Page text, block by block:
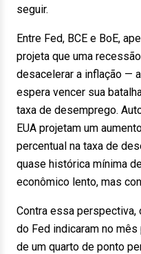
seguir.
Entre Fed, BCE e BoE,
projeta que uma
desacelerar a inflação —
espera vencer sua
taxa de desemprego.
EUA projetam um
percentual na taxa de
quase histórica mínima
econômico lento, mas
Contra essa
do Fed indicaram no
de um quarto de ponto